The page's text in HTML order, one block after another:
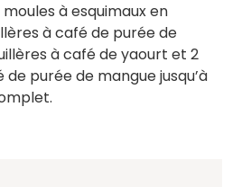
à esquimaux en
à café de purée de
à café de yaourt et 2
purée de mangue jusqu’à